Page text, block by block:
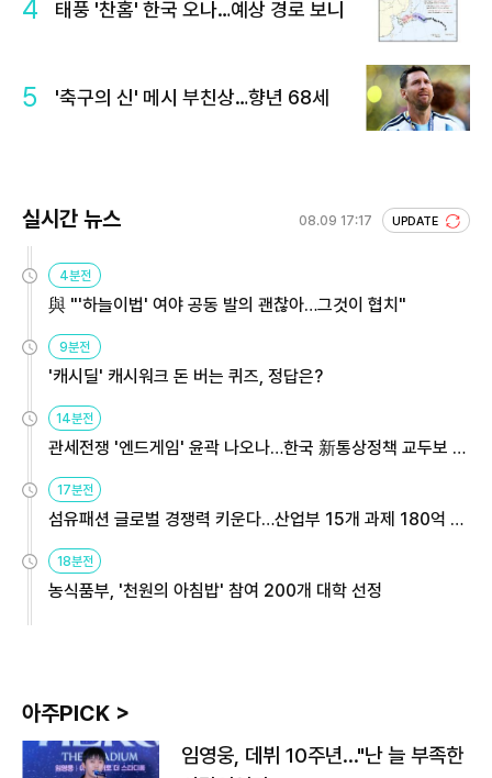
4 태풍 '찬홈' 한국 오나…예상 경로 보니
5 '축구의 신' 메시 부친상…향년 68세
실시간 뉴스 08.09 17:17 UPDATE
4분전
與 "'하늘이법' 여야 공동 발의 괜찮아…그것이 협치"
9분전
'캐시딜' 캐시워크 돈 버는 퀴즈, 정답은?
14분전
관세전쟁 '엔드게임' 윤곽 나오나…한국 新통상정책 교두보 활
17분전
섬유패션 글로벌 경쟁력 키운다…산업부 15개 과제 180억 지
18분전
농식품부, '천원의 아침밥' 참여 200개 대학 선정
아주PICK >
임영웅, 데뷔 10주년…"난 늘 부족한